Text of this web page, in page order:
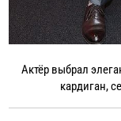
Актёр выбрал
кардиган,